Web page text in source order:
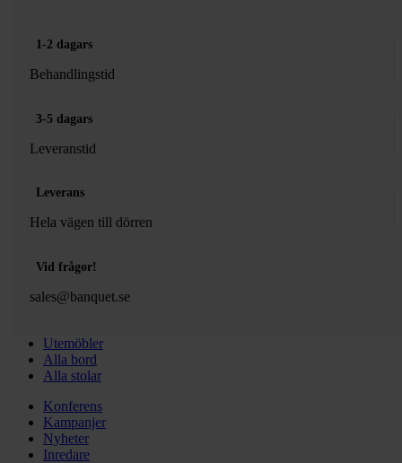
1-2 dagars
Behandlingstid
3-5 dagars
Leveranstid
Leverans
Hela vägen till dörren
Vid frågor!
sales@banquet.se
Utemöbler
Alla bord
Alla stolar
Konferens
Kampanjer
Nyheter
Inredare